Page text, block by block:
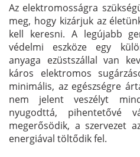
Az elektromosságra
meg, hogy kizárjuk az
kell keresni. A legújabb
védelmi eszköze egy
anyaga ezüstszállal van
káros elektromos
minimális, az egészségre
nem jelent veszélyt
nyugodttá, pihentetővé
megerősödik, a szervezet
energiával töltődik fel.